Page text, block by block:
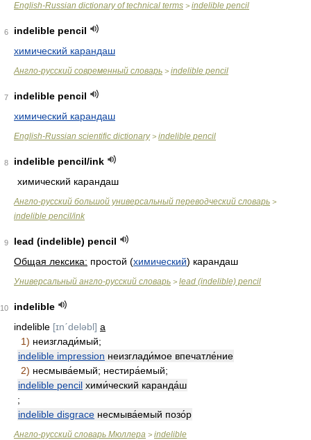
English-Russian dictionary of technical terms > indelible pencil
6
indelible pencil
химический карандаш
Англо-русский современный словарь > indelible pencil
7
indelible pencil
химический карандаш
English-Russian scientific dictionary> indelible pencil
8
indelible pencil/ink
химический карандаш
Англо-русский большой универсальный переводческий словарь >
indelible pencil/ink
9
lead (indelible) pencil
Общая лексика: простой (химический) карандаш
Универсальный англо-русский словарь > lead (indelible) pencil
10
indelible
indelible [ɪnˊdeləbl] a
1) неизглади́мый;
indelible impression неизглади́мое впечатле́ние
2) несмыва́емый; нестира́емый;
indelible pencil хими́ческий каранда́ш
;
indelible disgrace несмыва́емый позо́р
Англо-русский словарь Мюллера > indelible